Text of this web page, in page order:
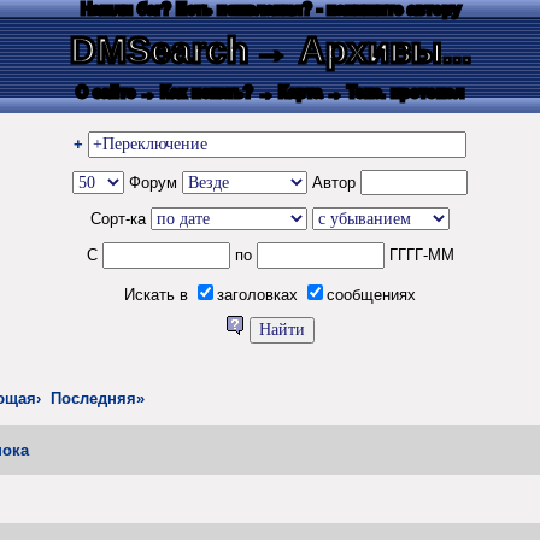
Нашли баг? Есть пожелания? - напишите автору
DMSearch→ Архивы...
О сайте → Как искать? → Карта → Текс. протокол
+
Форум
Автор
Сорт-ка
С
по ГГГГ-ММ
Искать в заголовках сообщениях
Последняя»